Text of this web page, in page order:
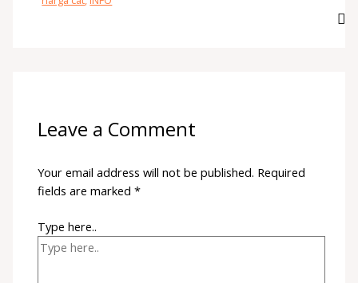
Leave a Comment
Your email address will not be published. Required
fields are marked*
Type here..